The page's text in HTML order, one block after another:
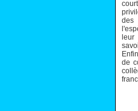
des
de